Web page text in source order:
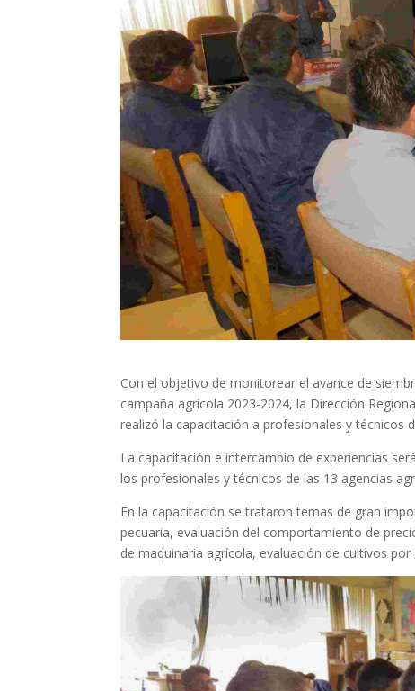
Con el objetivo de monitorear el avance de
campaña agrícola 2023-2024, la Dirección
realizó la capacitación a profesionales y técnicos
La capacitación e intercambio de experiencias
los profesionales y técnicos de las 13 agencias
En la capacitación se trataron temas de gran
pecuaria, evaluación del comportamiento de
de maquinaria agrícola, evaluación de cultivos